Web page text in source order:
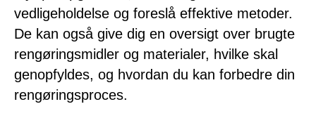
vedligeholdelse og foreslå effektive metoder.
De kan også give dig en oversigt over brugte
rengøringsmidler og materialer, hvilke skal
genopfyldes, og hvordan du kan forbedre din
rengøringsproces.